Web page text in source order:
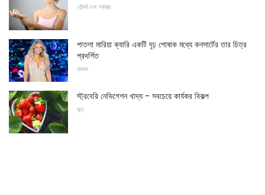
সৌন্দর্য এবং স্বাস্থ্য
পাতলা মারিয়া ক্যারি একটি দৃঢ় পোষাক মধ্যে কনসার্টের তার চিত্র
প্রদর্শিত
তারকা
স্ট্রবেরি নেভিগেশন খাদ্য - সবচেয়ে কার্যকর বিকল্প
জুত